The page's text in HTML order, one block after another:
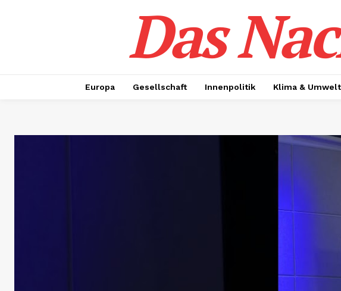
Das
Europa Gesellschaft Innenpolitik Klima & Umwelt